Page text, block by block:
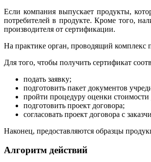
Если компания выпускает продукты,
потребителей в продукте. Кроме того,
производителя от сертификации.
На практике орган, проводящий комплекс
Для того, чтобы получить сертификат
подать заявку;
подготовить пакет документов
пройти процедуру оценки стоимости
подготовить проект договора;
согласовать проект договора с
Наконец, предоставляются образцы
Алгоритм действий